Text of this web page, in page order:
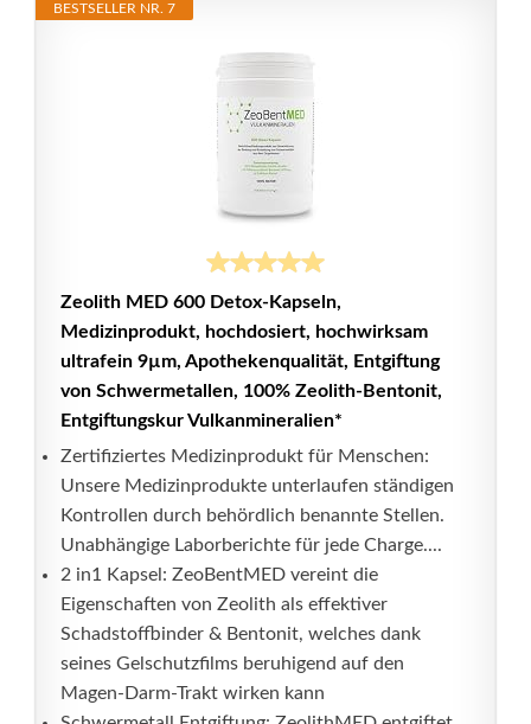
BESTSELLER NR. 7
Zeolith MED 600 Detox-Kapseln,
Medizinprodukt, hochdosiert, hochwirksam
ultrafein 9µm, Apothekenqualität, Entgiftung
von Schwermetallen, 100% Zeolith-Bentonit,
Entgiftungskur Vulkanmineralien*
Zertifiziertes Medizinprodukt für Menschen:
Unsere Medizinprodukte unterlaufen ständigen
Kontrollen durch behördlich benannte Stellen.
Unabhängige Laborberichte für jede Charge....
2 in1 Kapsel: ZeoBentMED vereint die
Eigenschaften von Zeolith als effektiver
Schadstoffbinder & Bentonit, welches dank
seines Gelschutzfilms beruhigend auf den
Magen-Darm-Trakt wirken kann